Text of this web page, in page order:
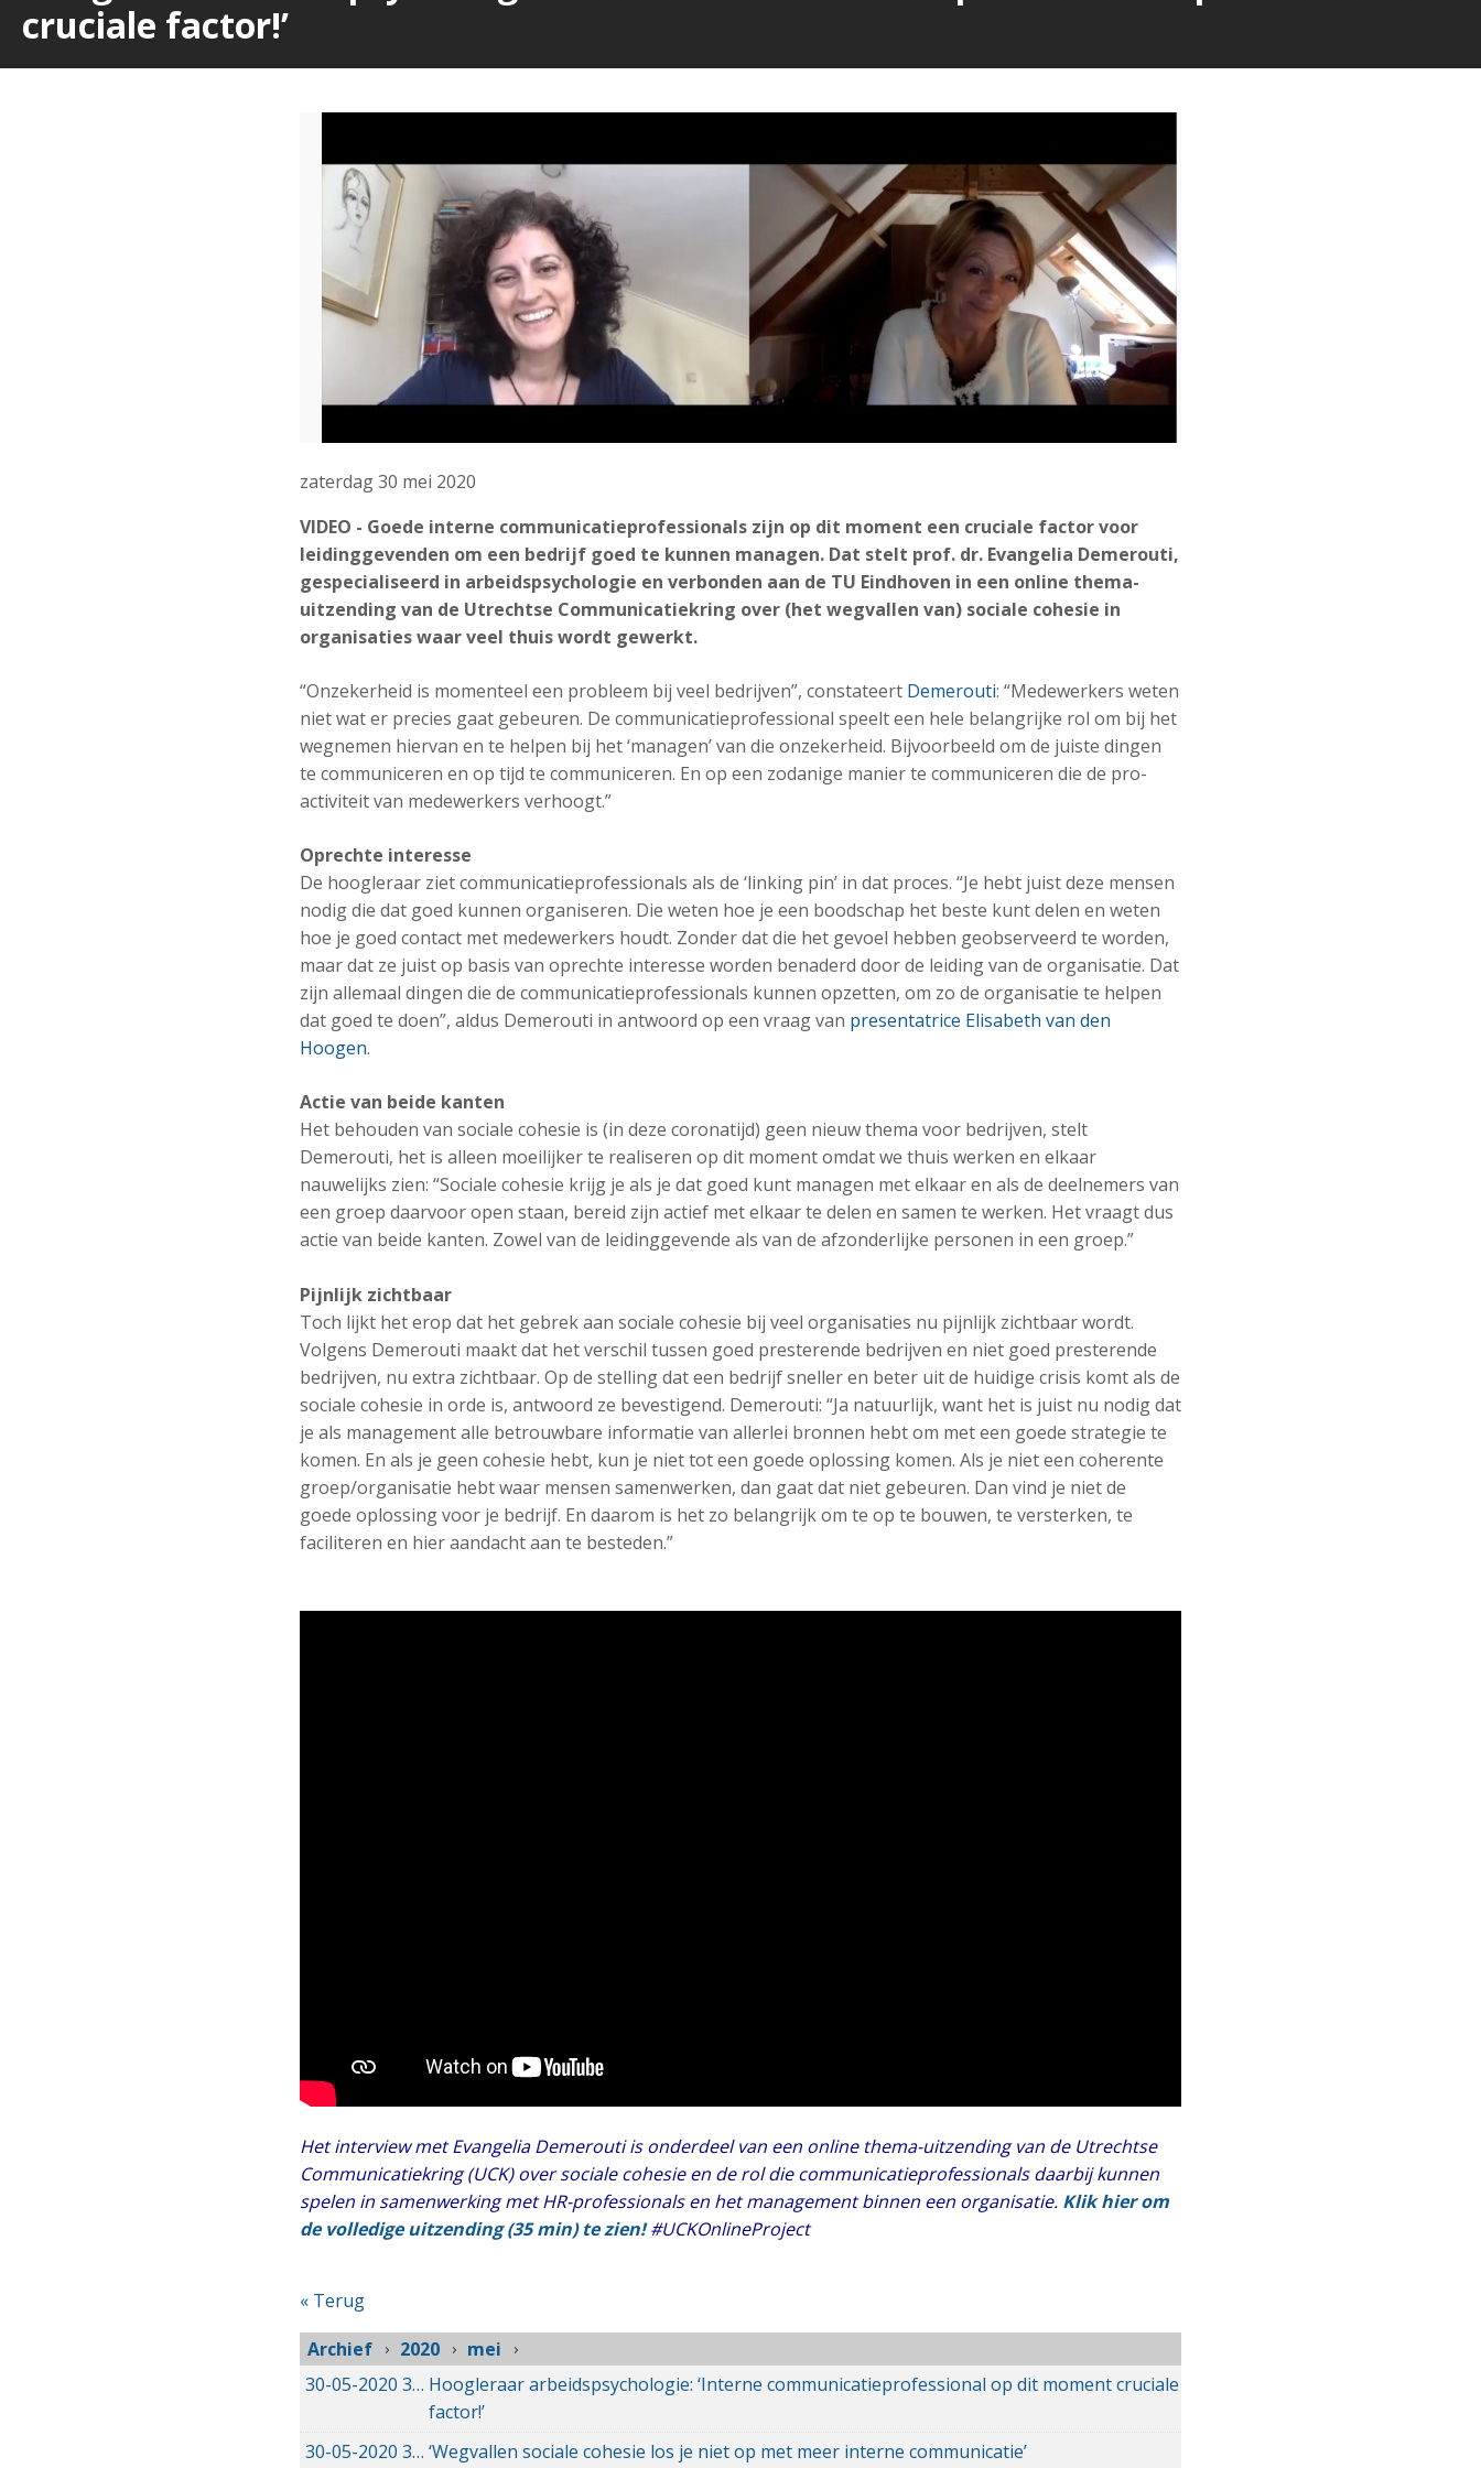
cruciale factor!’
zaterdag 30 mei 2020
VIDEO - Goede interne communicatieprofessionals zijn op dit moment een cruciale factor voor
leidinggevenden om een bedrijf goed te kunnen managen. Dat stelt prof. dr. Evangelia Demerouti,
gespecialiseerd in arbeidspsychologie en verbonden aan de TU Eindhoven in een online thema-
uitzending van de Utrechtse Communicatiekring over (het wegvallen van) sociale cohesie in
organisaties waar veel thuis wordt gewerkt.
“Onzekerheid is momenteel een probleem bij veel bedrijven”, constateert Demerouti: “Medewerkers weten
niet wat er precies gaat gebeuren. De communicatieprofessional speelt een hele belangrijke rol om bij het
wegnemen hiervan en te helpen bij het ‘managen’ van die onzekerheid. Bijvoorbeeld om de juiste dingen
te communiceren en op tijd te communiceren. En op een zodanige manier te communiceren die de pro-
activiteit van medewerkers verhoogt.”
Oprechte interesse
De hoogleraar ziet communicatieprofessionals als de ‘linking pin’ in dat proces. “Je hebt juist deze mensen
nodig die dat goed kunnen organiseren. Die weten hoe je een boodschap het beste kunt delen en weten
hoe je goed contact met medewerkers houdt. Zonder dat die het gevoel hebben geobserveerd te worden,
maar dat ze juist op basis van oprechte interesse worden benaderd door de leiding van de organisatie. Dat
zijn allemaal dingen die de communicatieprofessionals kunnen opzetten, om zo de organisatie te helpen
dat goed te doen”, aldus Demerouti in antwoord op een vraag van presentatrice Elisabeth van den
Hoogen.
Actie van beide kanten
Het behouden van sociale cohesie is (in deze coronatijd) geen nieuw thema voor bedrijven, stelt
Demerouti, het is alleen moeilijker te realiseren op dit moment omdat we thuis werken en elkaar
nauwelijks zien: “Sociale cohesie krijg je als je dat goed kunt managen met elkaar en als de deelnemers van
een groep daarvoor open staan, bereid zijn actief met elkaar te delen en samen te werken. Het vraagt dus
actie van beide kanten. Zowel van de leidinggevende als van de afzonderlijke personen in een groep.”
Pijnlijk zichtbaar
Toch lijkt het erop dat het gebrek aan sociale cohesie bij veel organisaties nu pijnlijk zichtbaar wordt.
Volgens Demerouti maakt dat het verschil tussen goed presterende bedrijven en niet goed presterende
bedrijven, nu extra zichtbaar. Op de stelling dat een bedrijf sneller en beter uit de huidige crisis komt als de
sociale cohesie in orde is, antwoord ze bevestigend. Demerouti: “Ja natuurlijk, want het is juist nu nodig dat
je als management alle betrouwbare informatie van allerlei bronnen hebt om met een goede strategie te
komen. En als je geen cohesie hebt, kun je niet tot een goede oplossing komen. Als je niet een coherente
groep/organisatie hebt waar mensen samenwerken, dan gaat dat niet gebeuren. Dan vind je niet de
goede oplossing voor je bedrijf. En daarom is het zo belangrijk om te op te bouwen, te versterken, te
faciliteren en hier aandacht aan te besteden.”
Het interview met Evangelia Demerouti is onderdeel van een online thema-uitzending van de Utrechtse
Communicatiekring (UCK) over sociale cohesie en de rol die communicatieprofessionals daarbij kunnen
spelen in samenwerking met HR-professionals en het management binnen een organisatie. Klik hier om
de volledige uitzending (35 min) te zien!#UCKOnlineProject
« Terug
Archief
2020
mei
30-05-2020 30-05-2020 08:34
Hoogleraar arbeidspsychologie: ‘Interne communicatieprofessional op dit moment cruciale
factor!’
30-05-2020 30-05-2020 08:18
‘Wegvallen sociale cohesie los je niet op met meer interne communicatie’